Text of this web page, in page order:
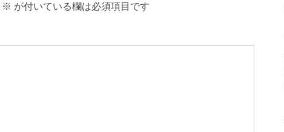
※ が付いている欄は必須項目です